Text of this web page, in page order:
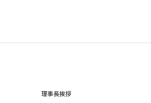
理事長挨拶